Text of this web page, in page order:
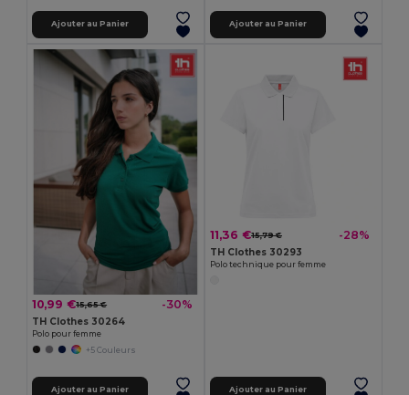
Ajouter au Panier Ajouter au Panier
10,99 €15,65 € -30%
TH Clothes 30264
Polo pour femme
+5 Couleurs
Ajouter au Panier
11,36 €15,79 € -28%
TH Clothes 30293
Polo technique pour femme
Ajouter au Panier